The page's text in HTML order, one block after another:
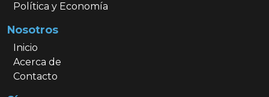
Política y Economía
Nosotros
Inicio
Acerca de
Contacto